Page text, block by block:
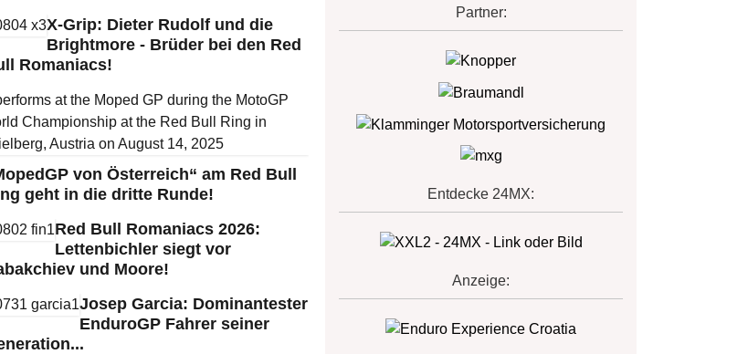
X-Grip: Dieter Rudolf und die
Brightmore - Brüder bei den Red
Romaniacs!
von Österreich“ am Red Bull
geht in die dritte Runde!
Red Bull Romaniacs 2026:
Lettenbichler siegt vor
und Moore!
Josep Garcia: Dominantester
EnduroGP Fahrer seiner
Partner:
Entdecke 24MX:
Anzeige: